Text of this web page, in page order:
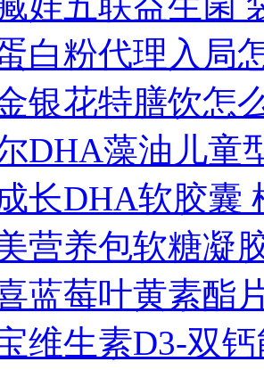
白粉代理入局
银花特膳饮怎
DHA藻油儿童
长DHA软胶囊
营养包软糖凝
蓝莓叶黄素酯
维生素D3-双